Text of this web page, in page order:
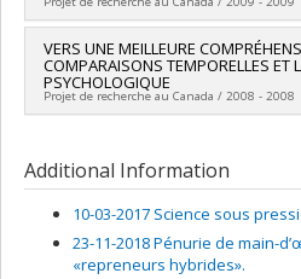
Lead researcher : Roxane de la
VERS UNE MEILLEURE
COMPARAISONS TEMPORELLES ET
PSYCHOLOGIQUE
Projet de recherche au Canada / 2008 - 2008
Additional Information
10-03-2017 Science sous
23-11-2018 Pénurie de main-
«repreneurs hybrides».